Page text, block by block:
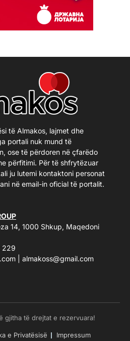
të Almakos, lajmet dhe
portali nuk mund të
ose të përdoren në çfarëdo
përfitimi. Për të shfrytëzuar
ju lutemi kontaktoni personat
në email-in oficial të portalit.
14, 1000 Shkup, Maqedoni
229
almakoss@gmail.com
gjitha të drejtat e rezervuara!
e Privatësisë Impressum